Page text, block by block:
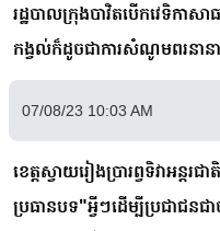
រដ្ឋបាលក្រុងបាវិតបើកវេទិកាស
កង្វល់ក៏ដូចជាការសំណូមពរនាន
07/08/23 10:03 AM
ខេត្តស្វាយរៀងប្រារព្វទិវាអន្ត
ប្រធានបទ"អ្វីៗដេីម្បីប្រជាជន